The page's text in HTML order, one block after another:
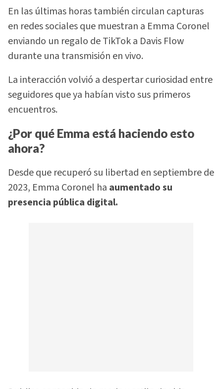
En las últimas horas también circulan capturas
en redes sociales que muestran a Emma Coronel
enviando un regalo de TikTok a Davis Flow
durante una transmisión en vivo.
La interacción volvió a despertar curiosidad entre
seguidores que ya habían visto sus primeros
encuentros.
¿Por qué Emma está haciendo esto
ahora?
Desde que recuperó su libertad en septiembre de
2023, Emma Coronel ha aumentado su
presencia pública digital.